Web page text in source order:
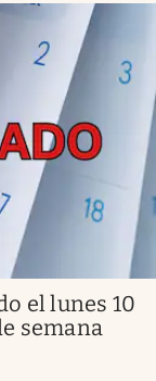
el lunes 10
semana